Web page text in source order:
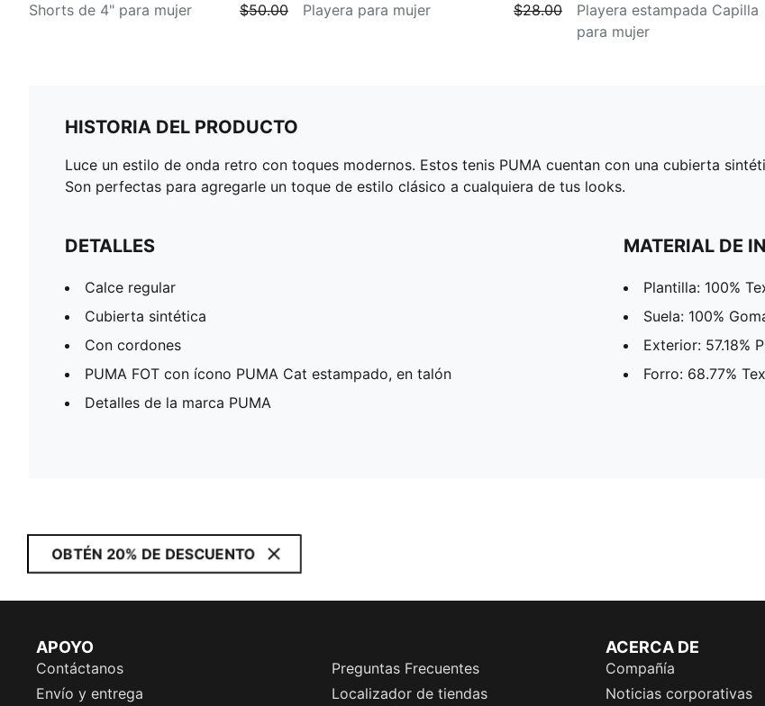
Shorts de 4" para mujer
$50.00
Playera para mujer
$28.00
Playera estampada Capilla
para mujer
HISTORIA DEL PRODUCTO
Luce un estilo de onda retro con toques modernos. Estos tenis PUMA cuentan con una cubierta
Son perfectas para agregarle un toque de estilo clásico a cualquiera de tus looks.
DETALLES
Calce regular
Cubierta sintética
Con cordones
PUMA FOT con ícono PUMA Cat estampado, en talón
Detalles de la marca PUMA
MATERIAL DE
Plantilla: 100%
Suela: 100%
Exterior: 57.18%
Forro: 68.77%
OBTÉN 20% DE DESCUENTO
APOYO
Contáctanos
Preguntas Frecuentes
Envío y entrega
Localizador de tiendas
ACERCA DE
Compañía
Noticias corporativas